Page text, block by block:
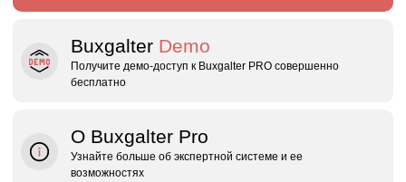
Buxgalter Demo
Получите демо‑доступ к Buxgalter PRO совершенно
бесплатно
О Buxgalter Pro
Узнайте больше об экспертной системе и ее
возможностях